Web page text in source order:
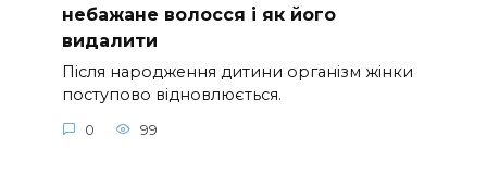
небажане волосся і як його
видалити
Після народження дитини організм жінки
поступово відновлюється.
0 99